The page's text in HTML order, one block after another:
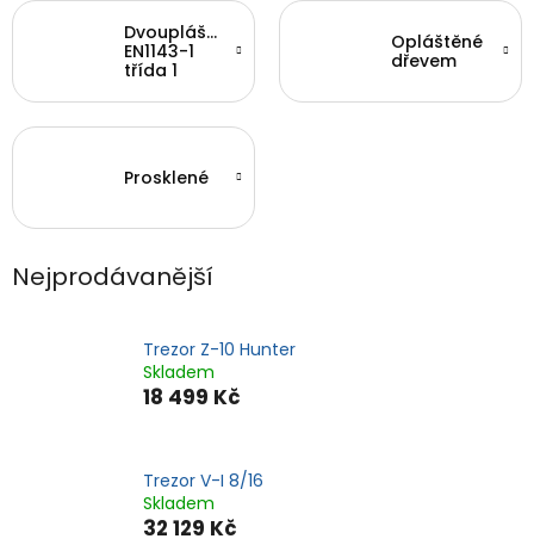
Dvouplášťové
EN1143-1
třída 1
Opláštěné
dřevem
Prosklené
Nejprodávanější
Trezor Z-10 Hunter
Skladem
18 499 Kč
Trezor V-I 8/16
Skladem
32 129 Kč